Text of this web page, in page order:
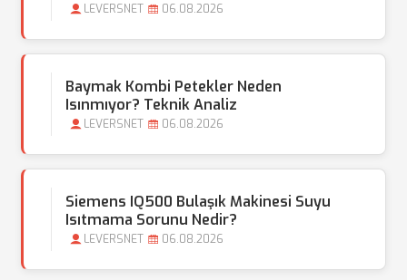
LEVERSNET 06.08.2026
Baymak Kombi Petekler Neden
Isınmıyor? Teknik Analiz
LEVERSNET 06.08.2026
Siemens IQ500 Bulaşık Makinesi Suyu
Isıtmama Sorunu Nedir?
LEVERSNET 06.08.2026